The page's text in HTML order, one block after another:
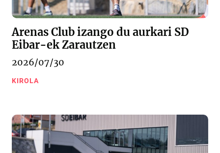
Arenas Club izango du aurkari SD
Eibar-ek Zarautzen
2026/07/30
KIROLA